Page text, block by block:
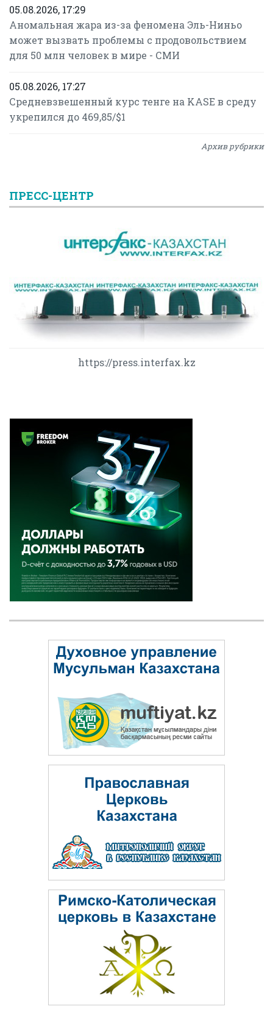
05.08.2026, 17:29
Аномальная жара из-за феномена Эль-Ниньо
может вызвать проблемы с продовольствием
для 50 млн человек в мире - СМИ
05.08.2026, 17:27
Средневзвешенный курс тенге на KASE в среду
укрепился до 469,85/$1
Архив рубрики
ПРЕСС-ЦЕНТР
https://press.interfax.kz